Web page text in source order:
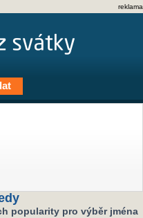
reklama
popularity pro výběr jména